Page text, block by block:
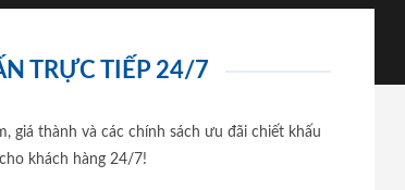
TRỰC TIẾP 24/7
giá thành và các chính sách ưu đãi chiết khấu
cho khách hàng 24/7!